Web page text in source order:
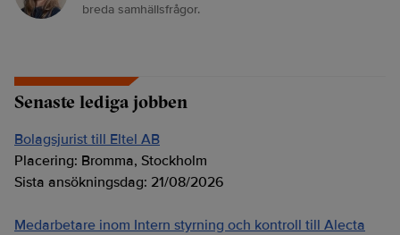
breda samhällsfrågor.
Senaste lediga jobben
Bolagsjurist till Eltel AB
Placering: Bromma, Stockholm
Sista ansökningsdag: 21/08/2026
Medarbetare inom Intern styrning och kontroll till Alecta